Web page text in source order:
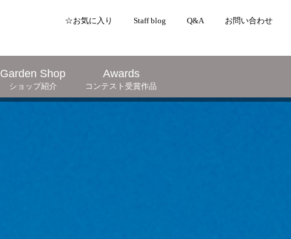
☆お気に入り Staff blog Q&A お問い合わせ
Garden Shop
ショップ紹介
Awards
コンテスト受賞作品